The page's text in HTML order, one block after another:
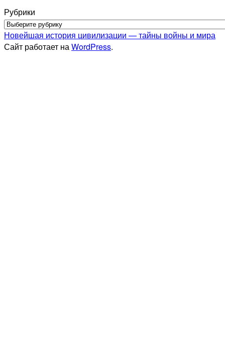
Рубрики
Новейшая история цивилизации — тайны войны и мира
Сайт работает наWordPress.